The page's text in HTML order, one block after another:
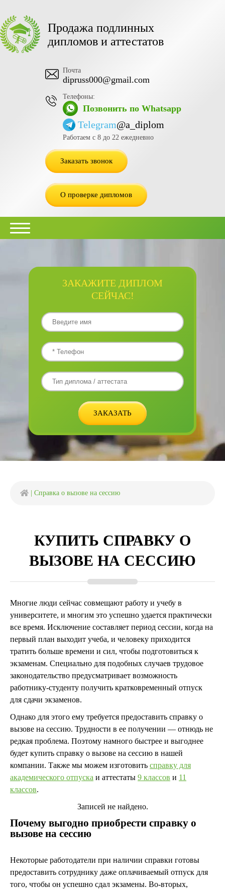
Продажа подлинных
дипломов и аттестатов
Почта
dipruss000@gmail.com
Телефоны:
Позвонить по Whatsapp
Telegram@a_diplom
Работаем с 8 до 22 ежедневно
Заказать звонок
О проверке дипломов
ЗАКАЖИТЕ ДИПЛОМ
СЕЙЧАС!
Справка о вызове на сессию
КУПИТЬ СПРАВКУ О
ВЫЗОВЕ НА СЕССИЮ
Многие люди сейчас совмещают работу и учебу в
университете, и многим это успешно удается практически
все время. Исключение составляет период сессии, когда на
первый план выходит учеба, и человеку приходится
тратить больше времени и сил, чтобы подготовиться к
экзаменам. Специально для подобных случаев трудовое
законодательство предусматривает возможность
работнику-студенту получить кратковременный отпуск
для сдачи экзаменов.
Однако для этого ему требуется предоставить справку о
вызове на сессию. Трудности в ее получении — отнюдь не
редкая проблема. Поэтому намного быстрее и выгоднее
будет купить справку о вызове на сессию в нашей
компании. Также мы можем изготовить справку для
академического отпуска и аттестаты 9 классов и 11
классов.
Записей не найдено.
Почему выгодно приобрести справку о
вызове на сессию
Некоторые работодатели при наличии справки готовы
предоставить сотруднику даже оплачиваемый отпуск для
того, чтобы он успешно сдал экзамены. Во-вторых,